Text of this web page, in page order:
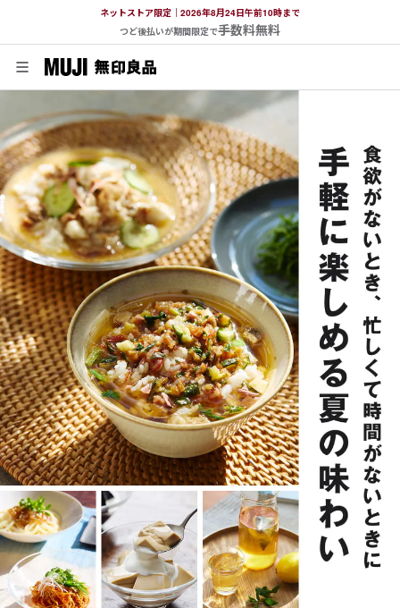
ネットストア限定｜2026年8月24日午前10時まで
つど後払いが期間限定で手数料無料